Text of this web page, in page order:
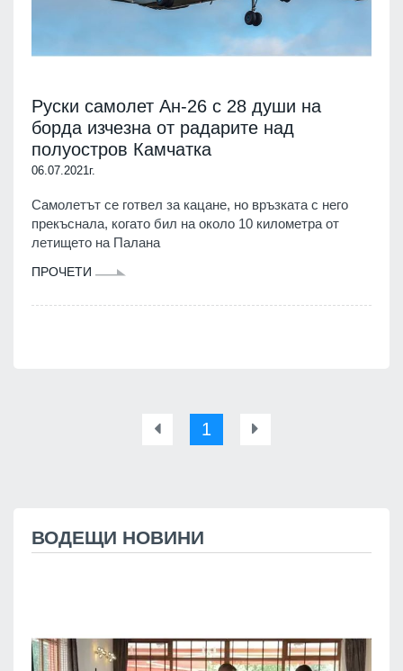
Руски самолет Ан-26 с 28 души на
борда изчезна от радарите над
полуостров Камчатка
06.07.2021г.
Самолетът се готвел за кацане, но връзката с него
прекъснала, когато бил на около 10 километра от
летището на Палана
ПРОЧЕТИ
1
ВОДЕЩИ НОВИНИ